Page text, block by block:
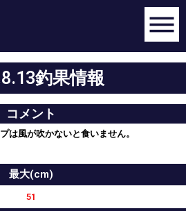
釣果情報
コメント
は風が吹かないと食いません。
最大(cm)
51